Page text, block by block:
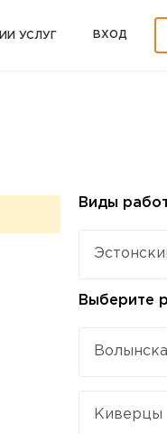
УСЛУГ ВХOД
Виды
Выберите
Киверцы